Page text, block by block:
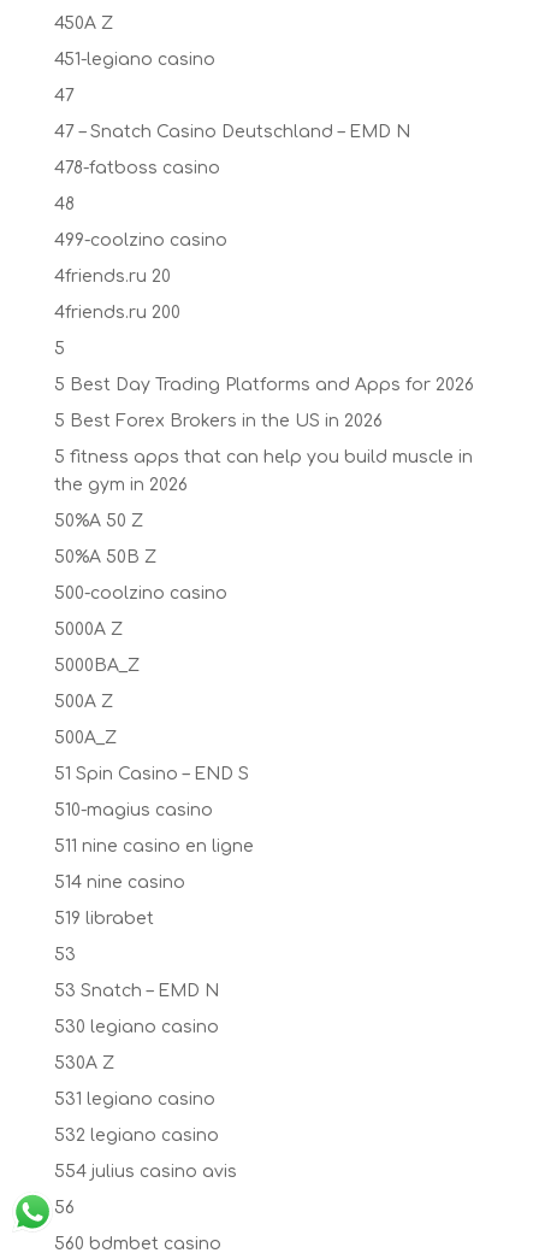
450A Z
451-legiano casino
47
47 – Snatch Casino Deutschland – EMD N
478-fatboss casino
48
499-coolzino casino
4friends.ru 20
4friends.ru 200
5
5 Best Day Trading Platforms and Apps for 2026
5 Best Forex Brokers in the US in 2026
5 fitness apps that can help you build muscle in
the gym in 2026
50%A 50 Z
50%A 50B Z
500-coolzino casino
5000A Z
5000BA_Z
500A Z
500A_Z
51 Spin Casino – END S
510-magius casino
511 nine casino en ligne
514 nine casino
519 librabet
53
53 Snatch – EMD N
530 legiano casino
530A Z
531 legiano casino
532 legiano casino
554 julius casino avis
56
560 bdmbet casino